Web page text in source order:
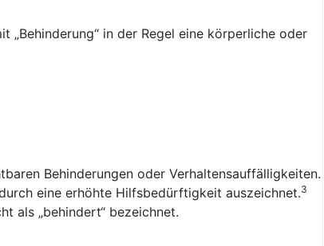
in der Regel eine körperliche oder
Behinderungen oder Verhaltensauffälligkeiten.
eine erhöhte Hilfsbedürftigkeit auszeichnet.3
als „behindert“ bezeichnet.